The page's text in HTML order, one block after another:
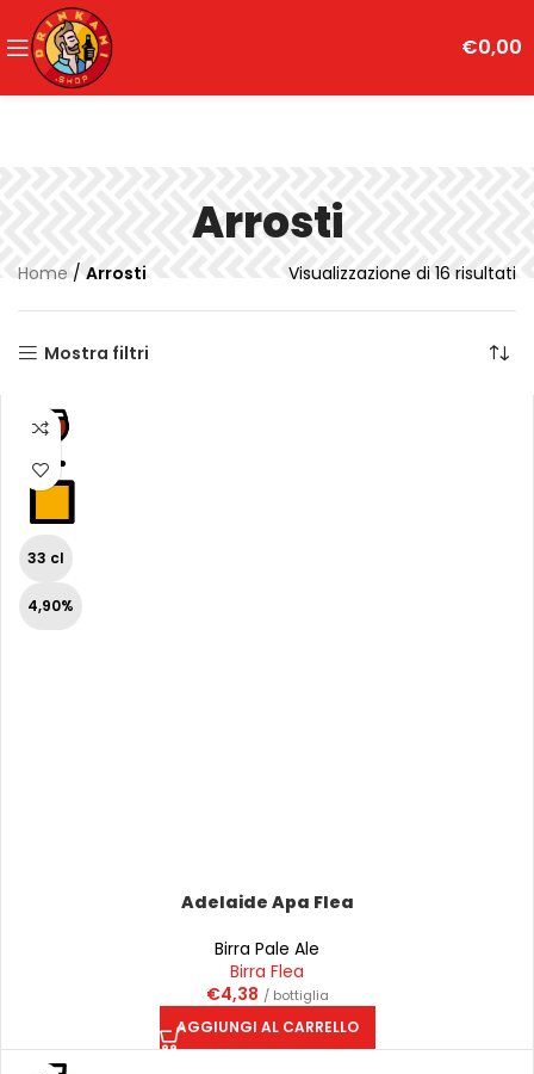
€0,00
Arrosti
Home / Arrosti Visualizzazione di 16 risultati
Mostra filtri
33 cl
4,90%
Adelaide Apa Flea
Birra Pale Ale
Birra Flea
€4,38 / bottiglia
AGGIUNGI AL CARRELLO